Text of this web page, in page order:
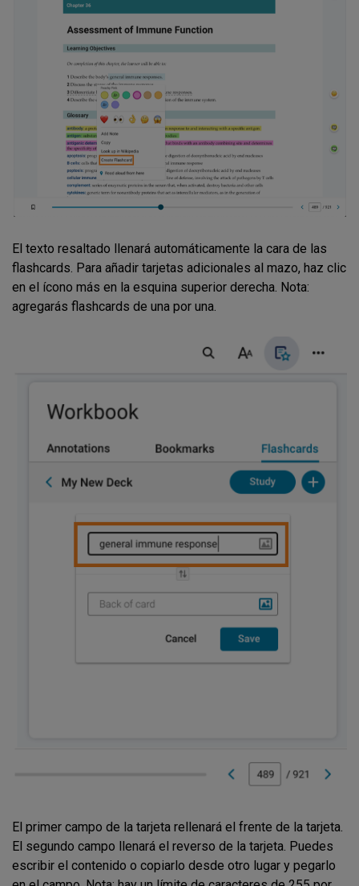
El texto resaltado llenará automáticamente la cara de las
flashcards. Para añadir tarjetas adicionales al mazo, haz clic
en el ícono más en la esquina superior derecha. Nota:
agregarás flashcards de una por una.
El primer campo de la tarjeta rellenará el frente de la tarjeta.
El segundo campo llenará el reverso de la tarjeta. Puedes
escribir el contenido o copiarlo desde otro lugar y pegarlo